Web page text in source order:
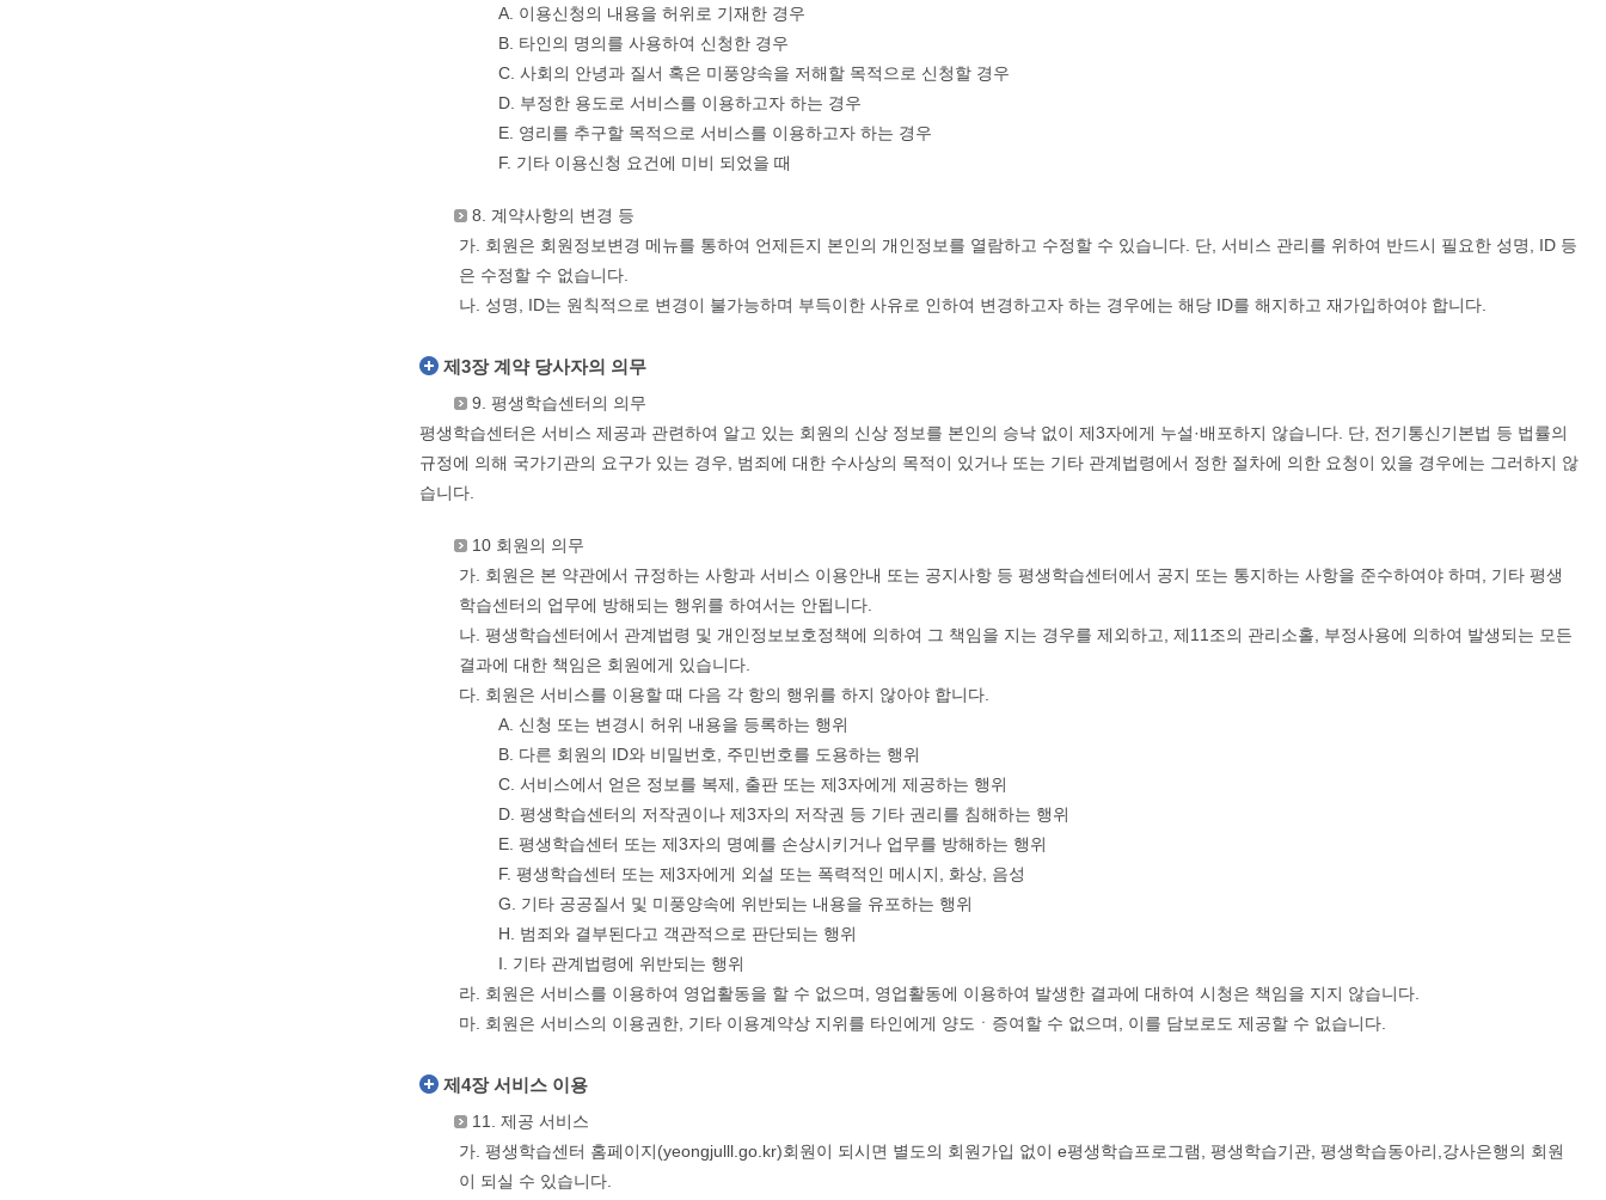
A. 이용신청의 내용을 허위로 기재한 경우
B. 타인의 명의를 사용하여 신청한 경우
C. 사회의 안녕과 질서 혹은 미풍양속을 저해할 목적으로 신청할 경우
D. 부정한 용도로 서비스를 이용하고자 하는 경우
E. 영리를 추구할 목적으로 서비스를 이용하고자 하는 경우
F. 기타 이용신청 요건에 미비 되었을 때
8. 계약사항의 변경 등
가. 회원은 회원정보변경 메뉴를 통하여 언제든지 본인의 개인정보를 열람하고 수정할 수 있습니다. 단, 서비스 관리를 위하여 반드시 필요한 성명, ID 등
은 수정할 수 없습니다.
나. 성명, ID는 원칙적으로 변경이 불가능하며 부득이한 사유로 인하여 변경하고자 하는 경우에는 해당 ID를 해지하고 재가입하여야 합니다.
제3장 계약 당사자의 의무
9. 평생학습센터의 의무
평생학습센터은 서비스 제공과 관련하여 알고 있는 회원의 신상 정보를 본인의 승낙 없이 제3자에게 누설·배포하지 않습니다. 단, 전기통신기본법 등 법률의
규정에 의해 국가기관의 요구가 있는 경우, 범죄에 대한 수사상의 목적이 있거나 또는 기타 관계법령에서 정한 절차에 의한 요청이 있을 경우에는 그러하지 않
습니다.
10 회원의 의무
가. 회원은 본 약관에서 규정하는 사항과 서비스 이용안내 또는 공지사항 등 평생학습센터에서 공지 또는 통지하는 사항을 준수하여야 하며, 기타 평생
학습센터의 업무에 방해되는 행위를 하여서는 안됩니다.
나. 평생학습센터에서 관계법령 및 개인정보보호정책에 의하여 그 책임을 지는 경우를 제외하고, 제11조의 관리소홀, 부정사용에 의하여 발생되는 모든
결과에 대한 책임은 회원에게 있습니다.
다. 회원은 서비스를 이용할 때 다음 각 항의 행위를 하지 않아야 합니다.
A. 신청 또는 변경시 허위 내용을 등록하는 행위
B. 다른 회원의 ID와 비밀번호, 주민번호를 도용하는 행위
C. 서비스에서 얻은 정보를 복제, 출판 또는 제3자에게 제공하는 행위
D. 평생학습센터의 저작권이나 제3자의 저작권 등 기타 권리를 침해하는 행위
E. 평생학습센터 또는 제3자의 명예를 손상시키거나 업무를 방해하는 행위
F. 평생학습센터 또는 제3자에게 외설 또는 폭력적인 메시지, 화상, 음성
G. 기타 공공질서 및 미풍양속에 위반되는 내용을 유포하는 행위
H. 범죄와 결부된다고 객관적으로 판단되는 행위
I. 기타 관계법령에 위반되는 행위
라. 회원은 서비스를 이용하여 영업활동을 할 수 없으며, 영업활동에 이용하여 발생한 결과에 대하여 시청은 책임을 지지 않습니다.
마. 회원은 서비스의 이용권한, 기타 이용계약상 지위를 타인에게 양도ㆍ증여할 수 없으며, 이를 담보로도 제공할 수 없습니다.
제4장 서비스 이용
11. 제공 서비스
가. 평생학습센터 홈페이지(yeongjulll.go.kr)회원이 되시면 별도의 회원가입 없이 e평생학습프로그램, 평생학습기관, 평생학습동아리,강사은행의 회원
이 되실 수 있습니다.